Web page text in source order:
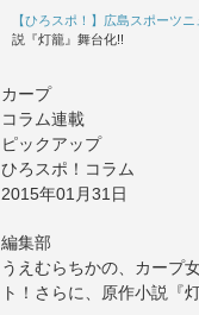
【ひろスポ！】広島スポーツ
説『灯籠』舞台化!!
カープ
コラム連載
ピックアップ
ひろスポ！コラム
2015年01月31日
編集部
うえむらちかの、カープ
ト！さらに、原作小説『